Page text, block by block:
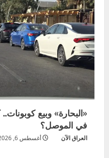
«البحارة» وبيع
في الموصل؟
العراق الآن أغسطس 6, 2026